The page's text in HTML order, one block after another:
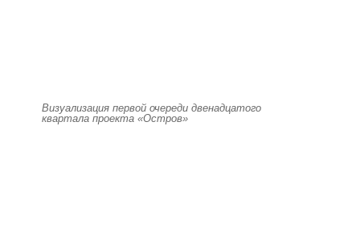
Визуализация первой очереди двенадцатого
квартала проекта «Остров»